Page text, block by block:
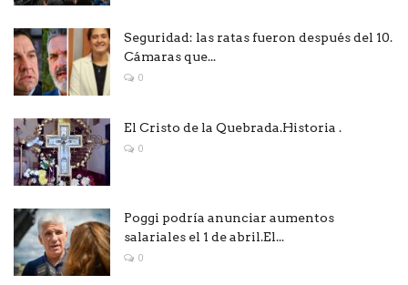
Seguridad: las ratas fueron después del 10.
Cámaras que...
0
El Cristo de la Quebrada.Historia .
0
Poggi podría anunciar aumentos
salariales el 1 de abril.El...
0